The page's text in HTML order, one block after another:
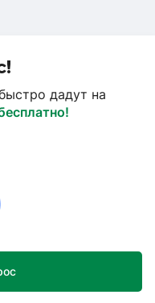
дадут на